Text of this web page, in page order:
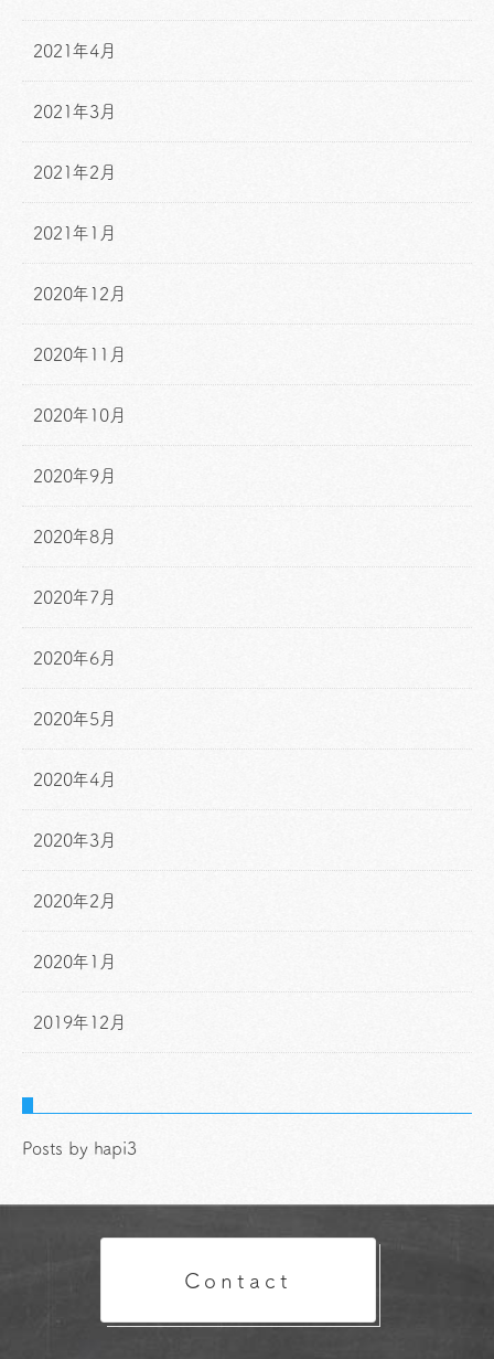
2021年4月
2021年3月
2021年2月
2021年1月
2020年12月
2020年11月
2020年10月
2020年9月
2020年8月
2020年7月
2020年6月
2020年5月
2020年4月
2020年3月
2020年2月
2020年1月
2019年12月
Posts by hapi3
Contact